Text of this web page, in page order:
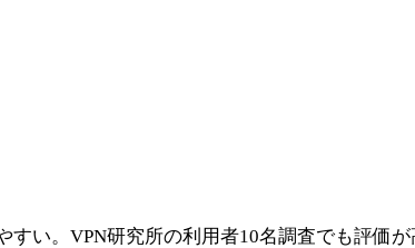
い。VPN研究所の利用者10名調査でも評価が